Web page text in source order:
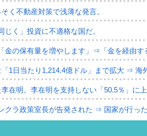
く不動産対策で浅薄な発言。
じく」投資に不適格な国だ。
金の保有量を増やします」⇒「金を経由
1日当たり1,214.4億ドル」まで拡大 ⇒ 海
在明。李在明を支持しない「50.5％」に
クラ政策室長が告発された ⇒ 国家が行っ